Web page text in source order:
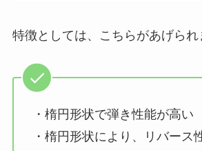
特徴としては、こちらがあげられ
・楕円形状で弾き性能が高い
・楕円形状により、リバース